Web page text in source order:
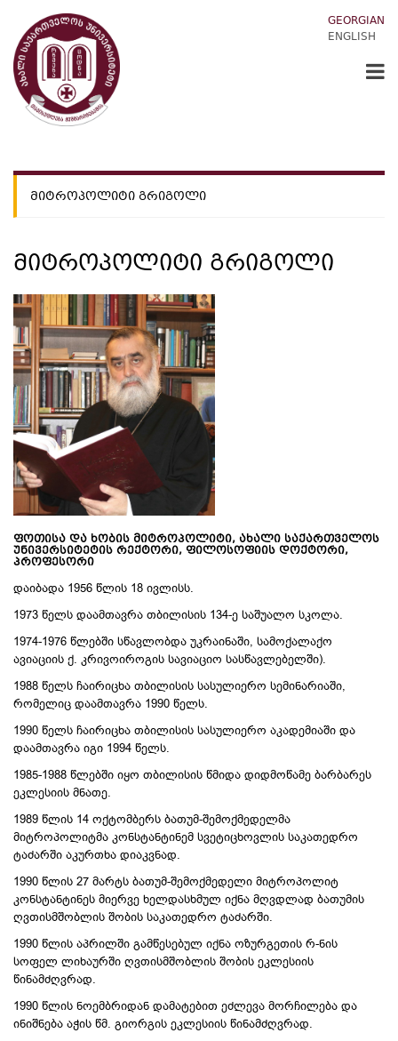
GEORGIAN
ENGLISH
ᲛᲘᲢᲠᲝᲞᲝᲚᲘᲢᲘ ᲒᲠᲘᲒᲝᲚᲘ
ᲛᲘᲢᲠᲝᲞᲝᲚᲘᲢᲘ ᲒᲠᲘᲒᲝᲚᲘ
ᲤᲝᲗᲘᲡᲐ ᲓᲐ ᲮᲝᲑᲘᲡ ᲛᲘᲢᲠᲝᲞᲝᲚᲘᲢᲘ, ᲐᲮᲐᲚᲘ ᲡᲐᲥᲐᲠᲗᲕᲔᲚᲝᲡ
ᲣᲜᲘᲕᲔᲠᲡᲘᲢᲔᲢᲘᲡ ᲠᲔᲥᲢᲝᲠᲘ, ᲤᲘᲚᲝᲡᲝᲤᲘᲘᲡ ᲓᲝᲥᲢᲝᲠᲘ,
ᲞᲠᲝᲤᲔᲡᲝᲠᲘ
დაიბადა 1956 წლის 18 ივლისს.
1973 წელს დაამთავრა თბილისის 134-ე საშუალო სკოლა.
1974-1976 წლებში სწავლობდა უკრაინაში, სამოქალაქო
ავიაციის ქ. კრივოიროგის სავიაციო სასწავლებელში).
1988 წელს ჩაირიცხა თბილისის სასულიერო სემინარიაში,
რომელიც დაამთავრა 1990 წელს.
1990 წელს ჩაირიცხა თბილისის სასულიერო აკადემიაში და
დაამთავრა იგი 1994 წელს.
1985-1988 წლებში იყო თბილისის წმიდა დიდმოწამე ბარბარეს
ეკლესიის მნათე.
1989 წლის 14 ოქტომბერს ბათუმ-შემოქმედელმა
მიტროპოლიტმა კონსტანტინემ სვეტიცხოვლის საკათედრო
ტაძარში აკურთხა დიაკვნად.
1990 წლის 27 მარტს ბათუმ-შემოქმედელი მიტროპოლიტ
კონსტანტინეს მიერვე ხელდასხმულ იქნა მღვდლად ბათუმის
ღვთისმშობლის შობის საკათედრო ტაძარში.
1990 წლის აპრილში გამწესებულ იქნა ოზურგეთის რ-ნის
სოფელ ლიხაურში ღვთისმშობლის შობის ეკლესიის
წინამძღვრად.
1990 წლის ნოემბრიდან დამატებით ეძლევა მორჩილება და
ინიშნება აჭის წმ. გიორგის ეკლესიის წინამძღვრად.